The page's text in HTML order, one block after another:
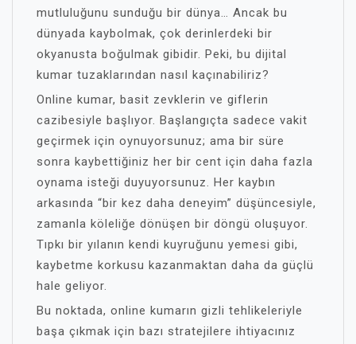
mutluluğunu sunduğu bir dünya… Ancak bu
dünyada kaybolmak, çok derinlerdeki bir
okyanusta boğulmak gibidir. Peki, bu dijital
kumar tuzaklarından nasıl kaçınabiliriz?
Online kumar, basit zevklerin ve giflerin
cazibesiyle başlıyor. Başlangıçta sadece vakit
geçirmek için oynuyorsunuz; ama bir süre
sonra kaybettiğiniz her bir cent için daha fazla
oynama isteği duyuyorsunuz. Her kaybın
arkasında “bir kez daha deneyim” düşüncesiyle,
zamanla köleliğe dönüşen bir döngü oluşuyor.
Tıpkı bir yılanın kendi kuyruğunu yemesi gibi,
kaybetme korkusu kazanmaktan daha da güçlü
hale geliyor.
Bu noktada, online kumarın gizli tehlikeleriyle
başa çıkmak için bazı stratejilere ihtiyacınız